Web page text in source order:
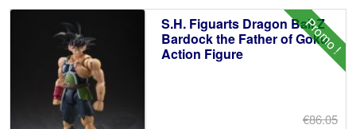
Promo !
S.H. Figuarts Dragon Ball Z
Bardock the Father of Goku
Action Figure
€86.05